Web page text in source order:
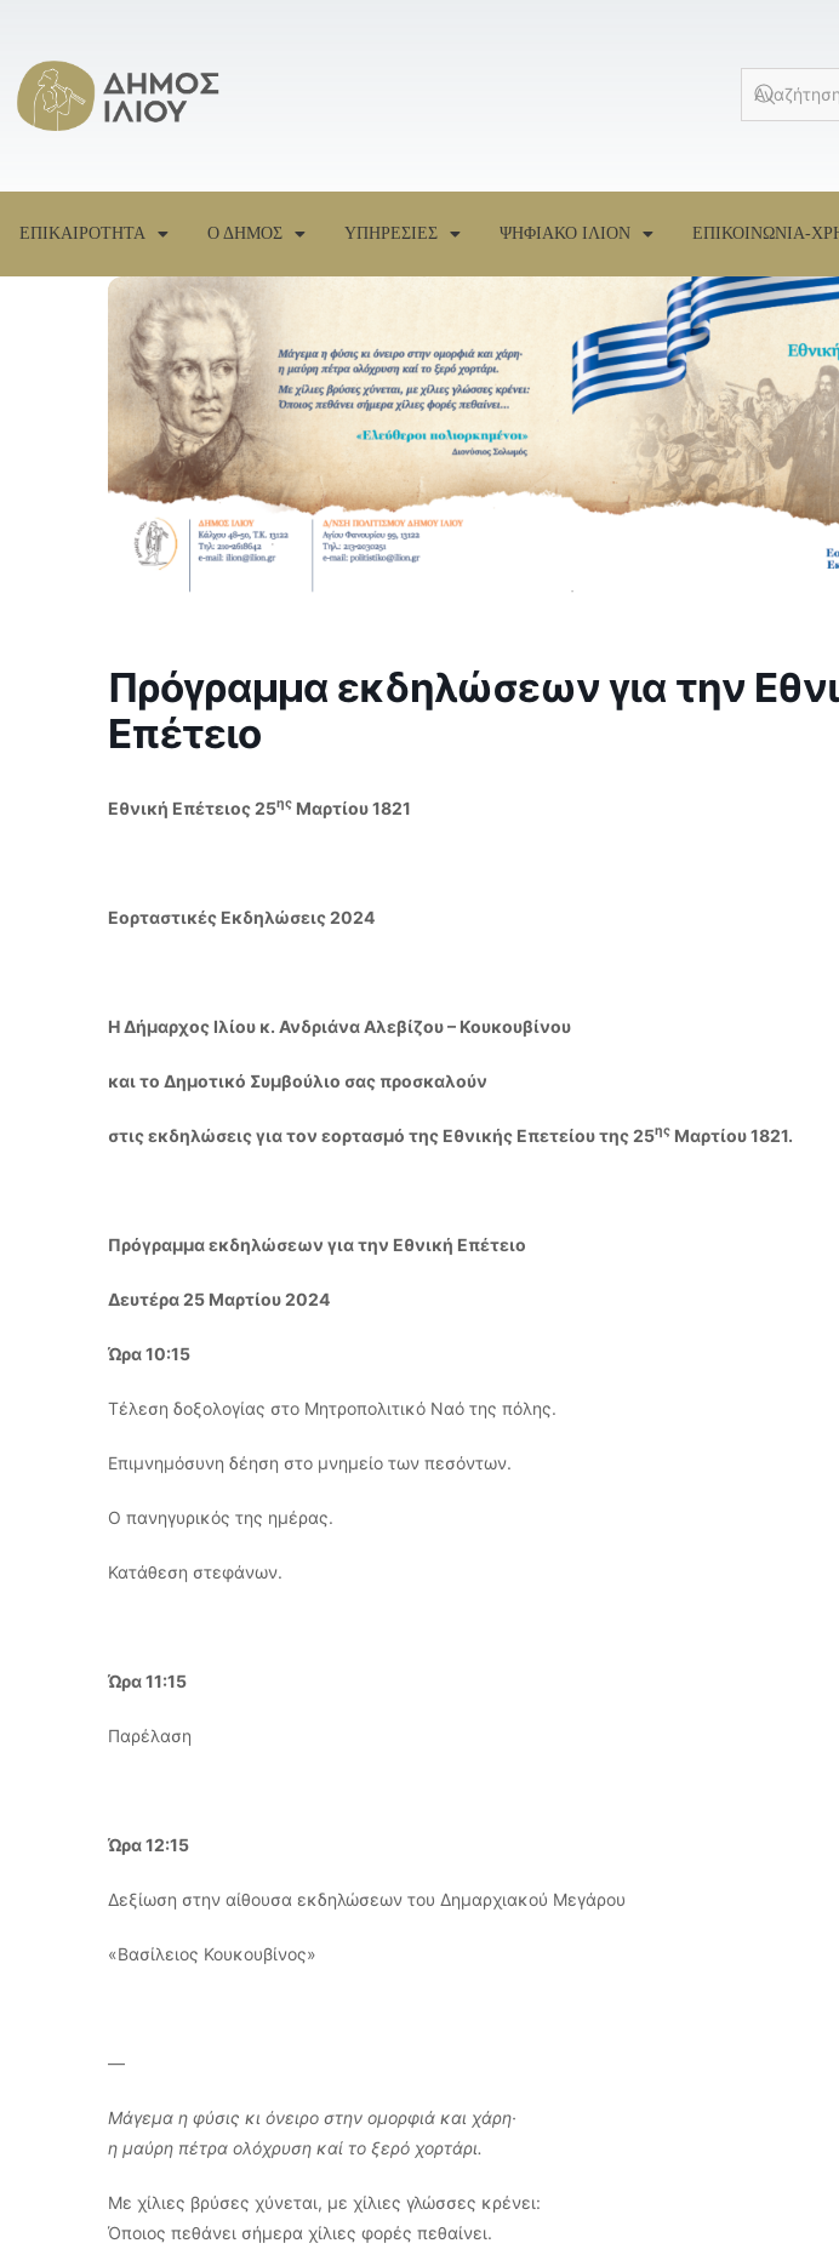
ΕΠΙΚΑΙΡΟΤΗΤΑ Ο ΔΗΜΟΣ ΥΠΗΡΕΣΙΕΣ ΨΗΦΙΑΚΟ ΙΛΙΟΝ ΕΠΙΚΟΙΝΩΝΙΑ-
Πρόγραμμα εκδηλώσεων για την
Επέτειο
Εθνική Επέτειος 25ης Μαρτίου 1821
Εορταστικές Εκδηλώσεις 2024
Η Δήμαρχος Ιλίου κ. Ανδριάνα Αλεβίζου – Κουκουβίνου
και το Δημοτικό Συμβούλιο σας προσκαλούν
στις εκδηλώσεις για τον εορτασμό της Εθνικής Επετείου της 25ης Μαρτίου 1821.
Πρόγραμμα εκδηλώσεων για την Εθνική Επέτειο
Δευτέρα 25 Μαρτίου 2024
Ώρα 10:15
Τέλεση δοξολογίας στο Μητροπολιτικό Ναό της πόλης.
Επιμνημόσυνη δέηση στο μνημείο των πεσόντων.
Ο πανηγυρικός της ημέρας.
Κατάθεση στεφάνων.
Ώρα 11:15
Παρέλαση
Ώρα 12:15
Δεξίωση στην αίθουσα εκδηλώσεων του Δημαρχιακού Μεγάρου
«Βασίλειος Κουκουβίνος»
—
Μάγεμα η φύσις κι όνειρο στην ομορφιά και χάρη·
η μαύρη πέτρα ολόχρυση καί το ξερό χορτάρι.
Με χίλιες βρύσες χύνεται, με χίλιες γλώσσες κρένει:
Όποιος πεθάνει σήμερα χίλιες φορές πεθαίνει.